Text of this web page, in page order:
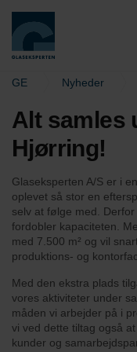
GE Nyheder
Alt samles
Hjørring!
Glaseksperten A/S er i
oplevet så stor en
selv at følge med.
fordobler kapaciteten.
med 7.500 m² og vil
produktions- og
Med den ekstra plads
vores aktiviteter under
måden vi arbejder på i
vi ved dette tiltag også
kunder og